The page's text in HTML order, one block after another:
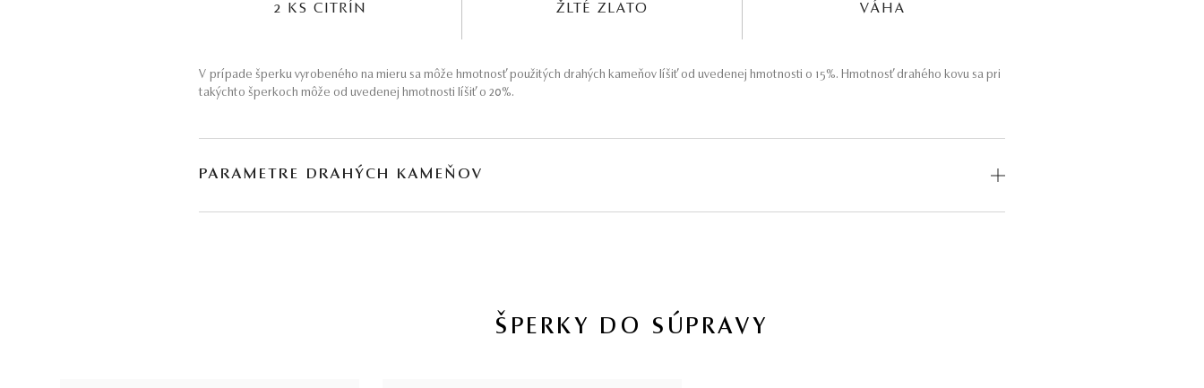
2 KS CITRÍN ŽLTÉ ZLATO VÁHA
V prípade šperku vyrobeného na mieru sa môže hmotnosť použitých drahých kameňov líšiť od uvedenej hmotnosti o 15%. Hmotnosť drahého kovu sa pri
takýchto šperkoch môže od uvedenej hmotnosti líšiť o 20%.
PARAMETRE DRAHÝCH KAMEŇOV
ŠPERKY DO SÚPRAVY